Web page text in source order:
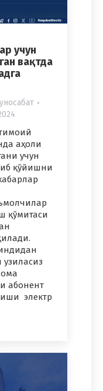
учун
вақтда
аҳоли
учун
қўйишни
қўмитаси
узиласиз
абонент
электр